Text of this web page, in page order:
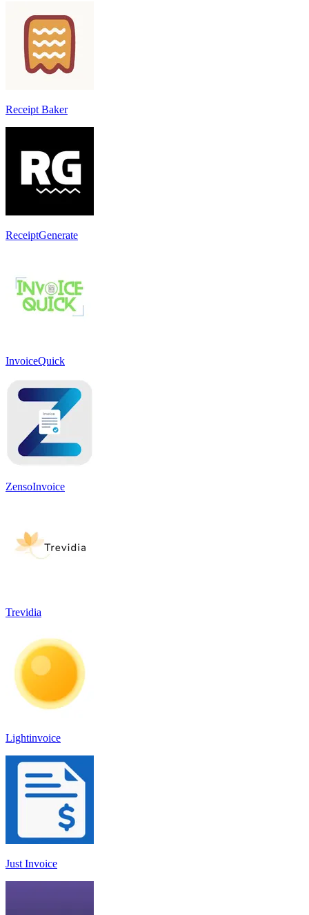
Receipt Baker
ReceiptGenerate
InvoiceQuick
ZensoInvoice
Trevidia
Lightinvoice
Just Invoice